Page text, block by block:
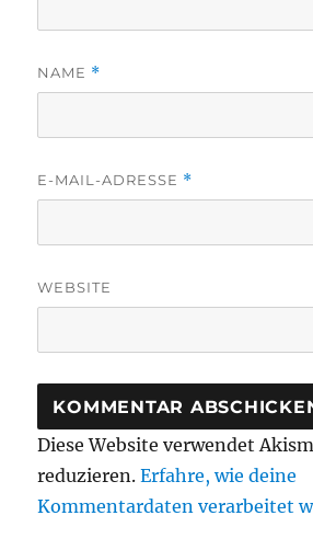
NAME *
E-MAIL-ADRESSE *
WEBSITE
Diese Website verwendet
reduzieren.Erfahre, wie deine
Kommentardaten verarbeitet